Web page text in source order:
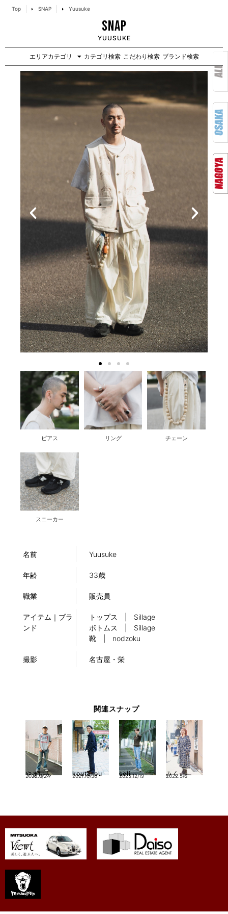
Top SNAP Yuusuke
SNAP
YUUSUKE
エリアカテゴリ カテゴリ検索 こだわり検索 ブランド検索
ピアス リング チェーン
スニーカー
名前 Yuusuke
年齢 33歳
職業 販売員
アイテム｜ブラ
ンド
トップス | Sillage
ボトムス | Sillage
靴 | nodzoku
撮影 名古屋・栄
関連スナップ
やまけん
2022.8/24 koutarou
2021.10/30 seli
2025.12/19 みく
2022.5/6